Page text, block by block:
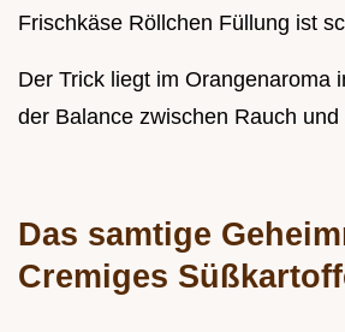
Frischkäse Röllchen Füllung ist
Der Trick liegt im Orangenaroma
der Balance zwischen Rauch und
Das samtige
Cremiges